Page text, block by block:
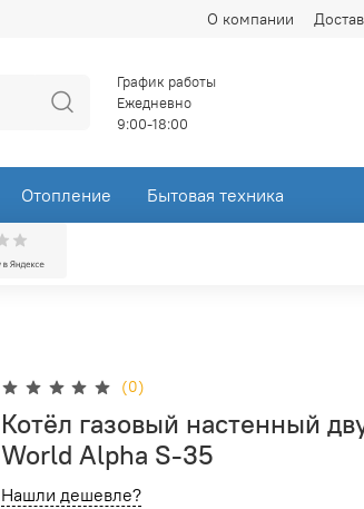
О компании
График работы
Ежедневно
9:00-18:00
Отопление Бытовая техника
(0)
Котёл газовый настенный
World Alpha S-35
Нашли дешевле?